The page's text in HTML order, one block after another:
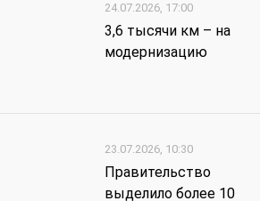
24.07.2026, 17:00
3,6 тысячи км – на
модернизацию
23.07.2026, 10:30
Правительство
выделило более 10